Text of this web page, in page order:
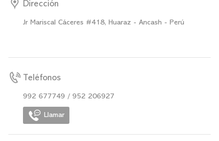
Dirección
Jr Mariscal Cáceres #418, Huaraz - Ancash - Perú
Teléfonos
992 677749 / 952 206927
Llamar